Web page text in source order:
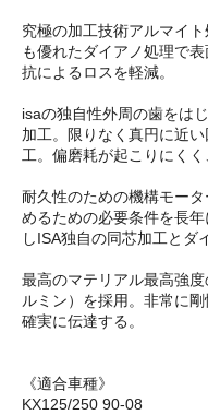
究極の加工技術アルマイ
も優れたダイアノ処理で
抗によるロスを軽減。
isaの独自性外周の歯をは
加工。限りなく真円に近
工。偏磨耗が起こりにくく
耐久性のための機構モー
めるための必要条件を長
しISA独自の同芯加工とダ
最高のマテリアル最高強
ルミン）を採用。非常に
確実に伝達する。
《適合車種》
KX125/250 90-08